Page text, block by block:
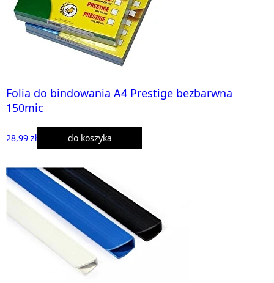
Folia do bindowania A4 Prestige bezbarwna
150mic
28,99 zł do koszyka